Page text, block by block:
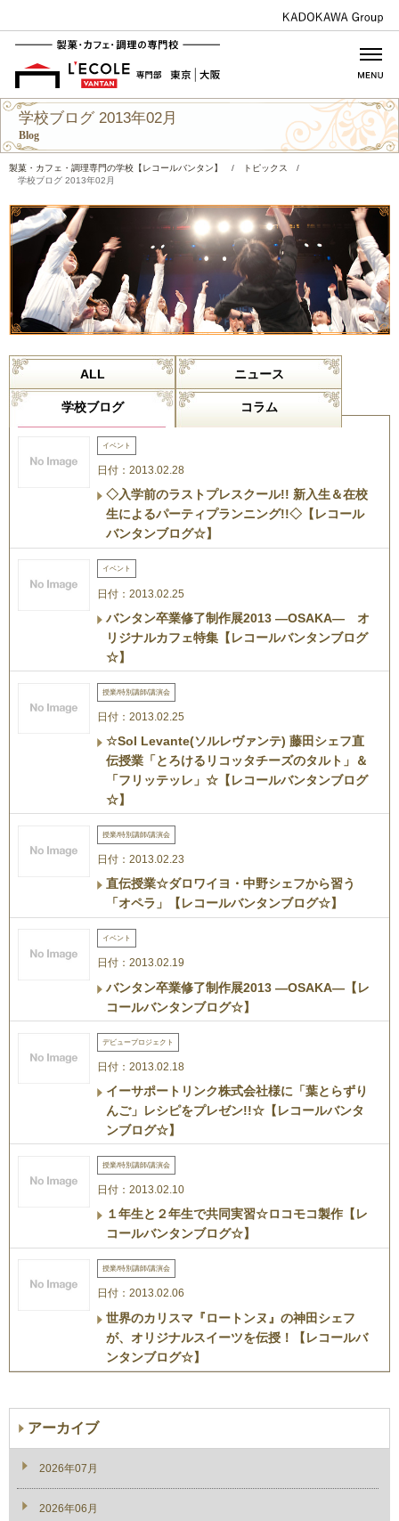
学校ブログ 2013年02月
Blog
製菓・カフェ・調理専門の学校【レコールバンタン】 / トピックス
/
学校ブログ 2013年02月
ALL ニュース
学校ブログ コラム
イベント
日付：2013.02.28
◇入学前のラストプレスクール!! 新入生＆在校
生によるパーティプランニング!!◇【レコール
バンタンブログ☆】
イベント
日付：2013.02.25
バンタン卒業修了制作展2013 ―OSAKA― オ
リジナルカフェ特集【レコールバンタンブログ
☆】
授業/特別講師/講演会
日付：2013.02.25
☆Sol Levante(ソルレヴァンテ) 藤田シェフ直
伝授業「とろけるリコッタチーズのタルト」＆
「フリッテッレ」☆【レコールバンタンブログ
☆】
授業/特別講師/講演会
日付：2013.02.23
直伝授業☆ダロワイヨ・中野シェフから習う
「オペラ」【レコールバンタンブログ☆】
イベント
日付：2013.02.19
バンタン卒業修了制作展2013 ―OSAKA―【レ
コールバンタンブログ☆】
デビュープロジェクト
日付：2013.02.18
イーサポートリンク株式会社様に「葉とらずり
んご」レシピをプレゼン!!☆【レコールバンタ
ンブログ☆】
授業/特別講師/講演会
日付：2013.02.10
１年生と２年生で共同実習☆ロコモコ製作【レ
コールバンタンブログ☆】
授業/特別講師/講演会
日付：2013.02.06
世界のカリスマ『ロートンヌ』の神田シェフ
が、オリジナルスイーツを伝授！【レコールバ
ンタンブログ☆】
アーカイブ
2026年07月
2026年06月